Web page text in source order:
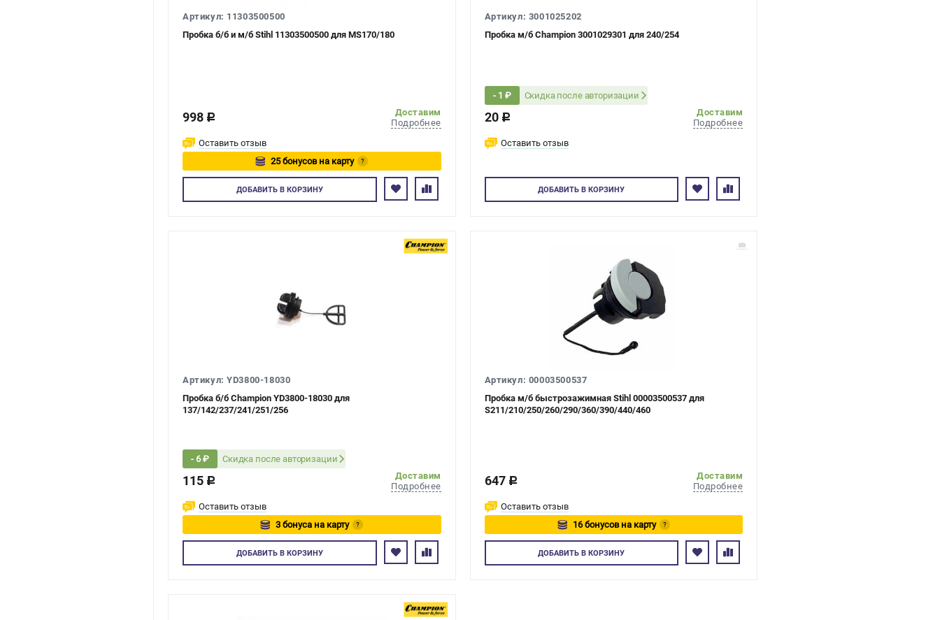
Артикул: 11303500500
Пробка б/б и м/б Stihl 11303500500 для MS170/180
998 c
Доставим
Подробнее
Оставить отзыв
25 бонусов на карту
?
Авторизуйтесь
ДОБАВИТЬВ КОРЗИНУ
Артикул: 3001025202
Пробка м/б Champion 3001029301 для 240/254
- 1 ₽ Скидка после авторизации
20 c
Доставим
Подробнее
Оставить отзыв
ДОБАВИТЬ В КОРЗИНУ
Артикул: YD3800-18030
Пробка б/б Champion YD3800-18030 для
137/142/237/241/251/256
- 6 ₽ Скидка после авторизации
115 c
Доставим
Подробнее
Оставить отзыв
3 бонуса на карту
?
Авторизуйтесь
ДОБАВИТЬВ КОРЗИНУ
Артикул: 00003500537
Пробка м/б быстрозажимная Stihl 00003500537 для
S211/210/250/260/290/360/390/440/460
647 c
Доставим
Подробнее
Оставить отзыв
16 бонусов на карту
?
Авторизуйтесь
ДОБАВИТЬ В КОРЗИНУ